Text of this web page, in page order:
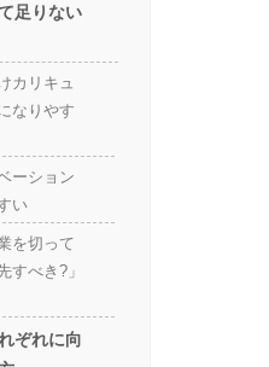
足りない
カリキュ
なりやす
ーション
い
を切って
すべき?」
ぞれに向